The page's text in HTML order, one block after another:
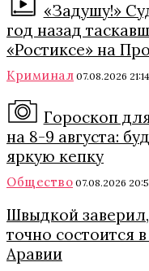
«Задушу!»
год назад
«Ростиксе» на
Криминал 07.08.2026 21:14
Гороскоп
на 8-9 августа:
яркую кепку
Общество 07.08.2026
Швыдкой
точно состоится
Аравии